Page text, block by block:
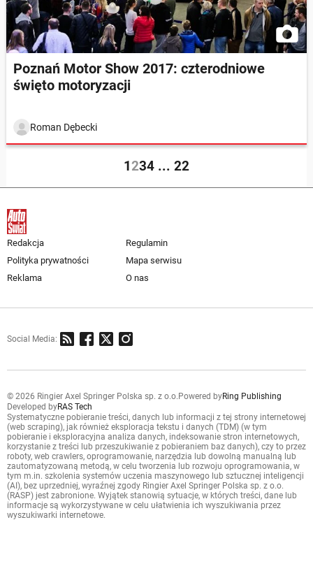
Poznań Motor Show 2017: czterodniowe
święto motoryzacji
Roman Dębecki
1234 ... 22
Redakcja
Regulamin
Polityka prywatności
Mapa serwisu
Reklama
O nas
Social Media:
© 2026 Ringier Axel Springer Polska sp. z o.o.Powered byRing Publishing
Developed byRAS Tech
Systematyczne pobieranie treści, danych lub informacji z tej strony internetowej
(web scraping), jak również eksploracja tekstu i danych (TDM) (w tym
pobieranie i eksploracyjna analiza danych, indeksowanie stron internetowych,
korzystanie z treści lub przeszukiwanie z pobieraniem baz danych), czy to przez
roboty, web crawlers, oprogramowanie, narzędzia lub dowolną manualną lub
zautomatyzowaną metodą, w celu tworzenia lub rozwoju oprogramowania, w
tym m.in. szkolenia systemów uczenia maszynowego lub sztucznej inteligencji
(AI), bez uprzedniej, wyraźnej zgody Ringier Axel Springer Polska sp. z o.o.
(RASP) jest zabronione. Wyjątek stanowią sytuacje, w których treści, dane lub
informacje są wykorzystywane w celu ułatwienia ich wyszukiwania przez
wyszukiwarki internetowe.